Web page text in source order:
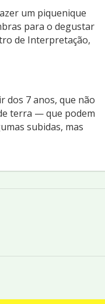
um piquenique
para o degustar
de Interpretação,
dos 7 anos, que não
terra — que podem
subidas, mas